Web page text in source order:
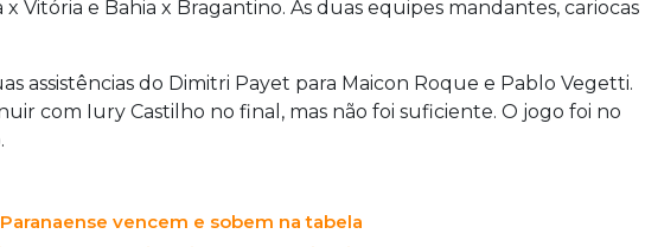
x Vitória e Bahia x Bragantino. As duas equipes mandantes, cariocas
assistências do Dimitri Payet para Maicon Roque e Pablo Vegetti.
com Iury Castilho no final, mas não foi suficiente. O jogo foi no
vencem e sobem na tabela